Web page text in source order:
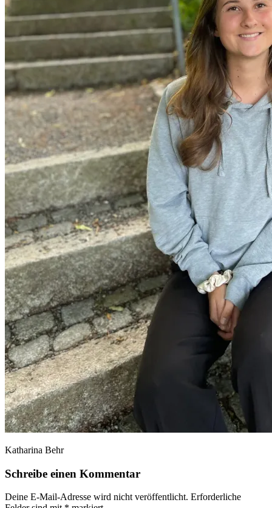
Katharina Behr
Schreibe einen Kommentar
Deine E-Mail-Adresse wird nicht veröffentlicht. Erforderliche